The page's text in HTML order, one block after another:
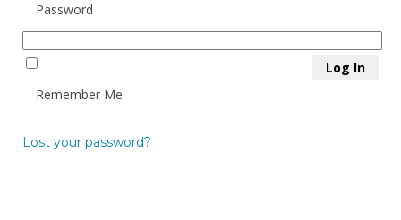
Password
Remember Me
Lost your password?